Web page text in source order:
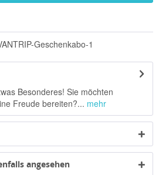
Geschenkabo-1
Besonderes! Sie möchten
Freude bereiten?... mehr
angesehen